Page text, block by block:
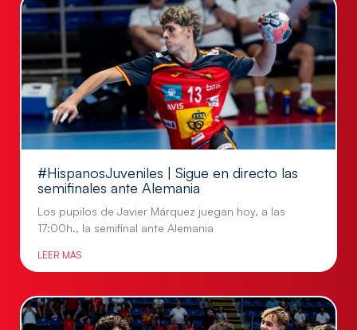
#HispanosJuveniles | Sigue en directo las
semifinales ante Alemania
Los pupilos de Javier Márquez juegan hoy, a las
17:00h., la semifinal ante Alemania
LEER MÁS